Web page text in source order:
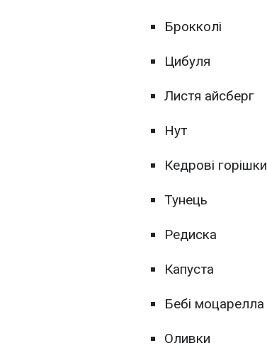
Брокколі
Цибуля
Листя айсберг
Нут
Кедрові горішки
Тунець
Редиска
Капуста
Бебі моцарелла
Оливки